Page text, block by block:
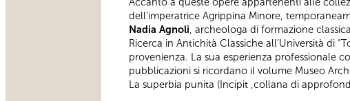
dell’imperatrice Agrippina Minore,
Nadia Agnoli , archeologa di formazione
Ricerca in Antichità Classiche all’Università di
provenienza. La sua esperienza professionale
pubblicazioni si ricordano il volume Museo
La superbia punita (Incipit ,collana di